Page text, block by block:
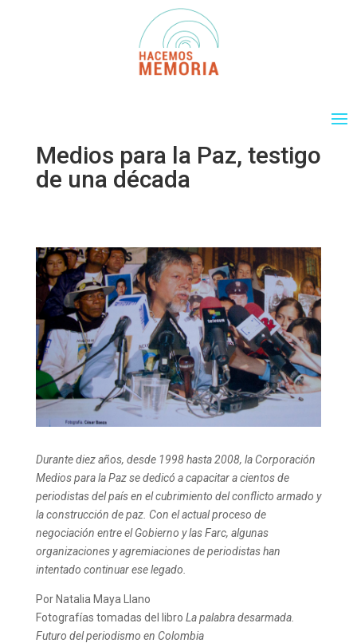
Medios para la Paz, testigo
de una década
Durante diez años, desde 1998 hasta 2008, la Corporación
Medios para la Paz se dedicó a capacitar a cientos de
periodistas del país en el cubrimiento del conflicto armado y
la construcción de paz. Con el actual proceso de
negociación entre el Gobierno y las Farc, algunas
organizaciones y agremiaciones de periodistas han
intentado continuar ese legado.
Por Natalia Maya Llano
Fotografías tomadas del libro La palabra desarmada.
Futuro del periodismo en Colombia